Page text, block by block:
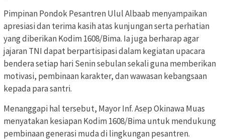
Pimpinan Pondok Pesantren Ulul Albaab menyampaikan
apresiasi dan terima kasih atas kunjungan serta perhatian
yang diberikan Kodim 1608/Bima. Ia juga berharap agar
jajaran TNI dapat berpartisipasi dalam kegiatan upacara
bendera setiap hari Senin sebulan sekali guna memberikan
motivasi, pembinaan karakter, dan wawasan kebangsaan
kepada para santri.
Menanggapi hal tersebut, Mayor Inf. Asep Okinawa Muas
menyatakan kesiapan Kodim 1608/Bima untuk mendukung
pembinaan generasi muda di lingkungan pesantren.